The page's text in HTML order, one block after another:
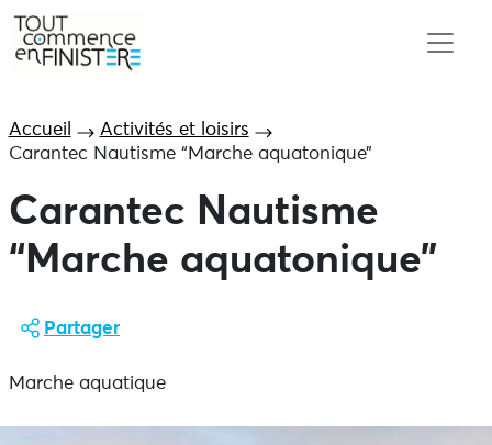
Accueil
Activités et loisirs
Carantec Nautisme “Marche aquatonique”
Carantec Nautisme
“Marche aquatonique”
Partager
Marche aquatique